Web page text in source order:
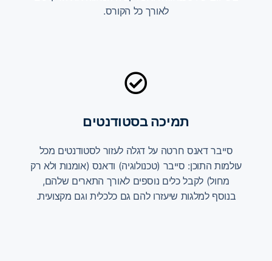
לאורך כל הקורס.
תמיכה בסטודנטים
סייבר דאנס חרטה על דגלה לעזור לסטודנטים מכל
עולמות התוכן: סייבר (טכנולוגיה) ודאנס (אומנות ולא רק
מחול) לקבל כלים נוספים לאורך התארים שלהם,
בנוסף למלגות שיעזרו להם גם כלכלית וגם מקצועית.